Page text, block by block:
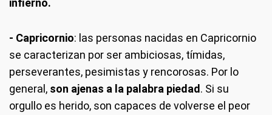
infierno.
- Capricornio: las personas nacidas en Capricornio
se caracterizan por ser ambiciosas, tímidas,
perseverantes, pesimistas y rencorosas. Por lo
general, son ajenas a la palabra piedad. Si su
orgullo es herido, son capaces de volverse el peor